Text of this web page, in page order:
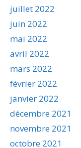
juillet 2022
juin 2022
mai 2022
avril 2022
mars 2022
février 2022
janvier 2022
décembre 2021
novembre 2021
octobre 2021